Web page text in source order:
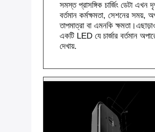
সমস্ত প্রাসঙ্গিক চার্জিং ডেটা এখন
বর্তমান কর্মক্ষমতা, সেশনের সময়,
তাপমাত্রা বা এমনকি ক্ষমতা।এছাড়াও
একটি LED যে চার্জার বর্তমান
দেখায়.